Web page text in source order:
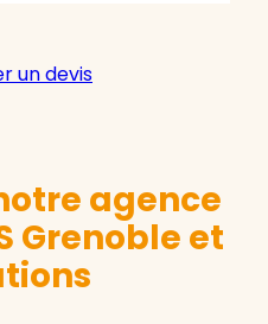
un devis
agence
Grenoble et